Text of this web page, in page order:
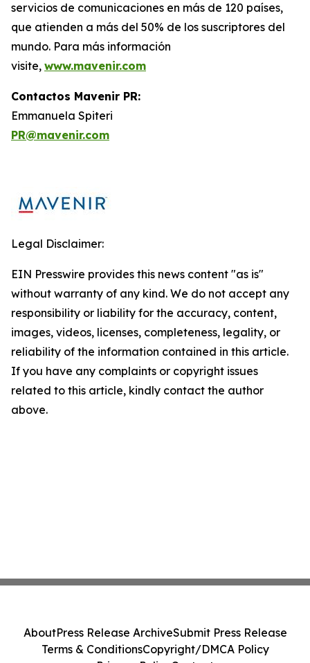
servicios de comunicaciones en más de 120 países,
que atienden a más del 50% de los suscriptores del
mundo. Para más información
visite, www.mavenir.com
Contactos Mavenir PR:
Emmanuela Spiteri
PR@mavenir.com
Legal Disclaimer:
EIN Presswire provides this news content "as is"
without warranty of any kind. We do not accept any
responsibility or liability for the accuracy, content,
images, videos, licenses, completeness, legality, or
reliability of the information contained in this article.
If you have any complaints or copyright issues
related to this article, kindly contact the author
above.
AboutPress Release ArchiveSubmit Press Release
Terms & ConditionsCopyright/DMCA Policy